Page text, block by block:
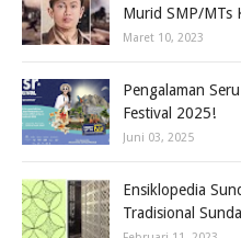
Murid SMP/MTs
Maret 10, 2023
Pengalaman
Festival 2025!
Juni 03, 2025
Ensiklopedia
Tradisional Sunda